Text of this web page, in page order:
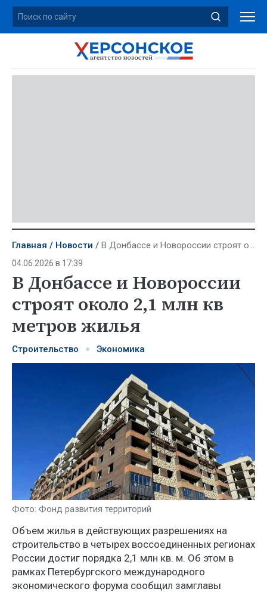
Главная Новости В Донбассе и Новороссии строят около 2,1 млн кв метров жилья
04.06.2026 в 17:39
В Донбассе и Новороссии
строят около 2,1 млн кв
метров жилья
Строительство Экономика
Фото: Фонд развития территорий
Объем жилья в действующих разрешениях на
строительство в четырех воссоединенных регионах
России достиг порядка 2,1 млн кв. м. Об этом в
рамках Петербургского международного
экономического форума сообщил замглавы